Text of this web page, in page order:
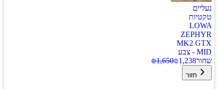
נעליים
טקטיות
LOWA
ZEPHYR
MK2 GTX
MID - צבע
שחור
₪1,238
₪1,650
חזור